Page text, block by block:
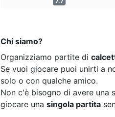
Chi siamo?
Organizziamo partite di
Se vuoi giocare puoi unirti a
solo o con qualche amico.
Non c'è bisogno di avere una
giocare una singola partita